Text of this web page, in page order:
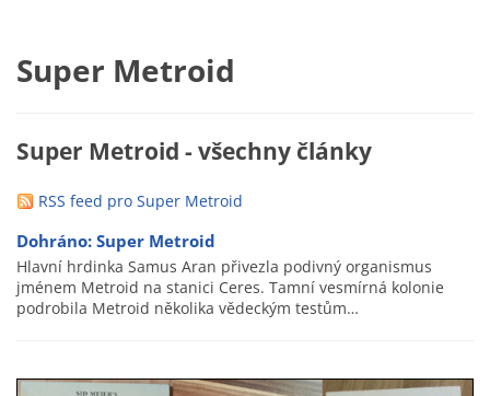
Super Metroid
Super Metroid - všechny články
RSS feed pro Super Metroid
Dohráno: Super Metroid
Hlavní hrdinka Samus Aran přivezla podivný organismus
jménem Metroid na stanici Ceres. Tamní vesmírná kolonie
podrobila Metroid několika vědeckým testům…